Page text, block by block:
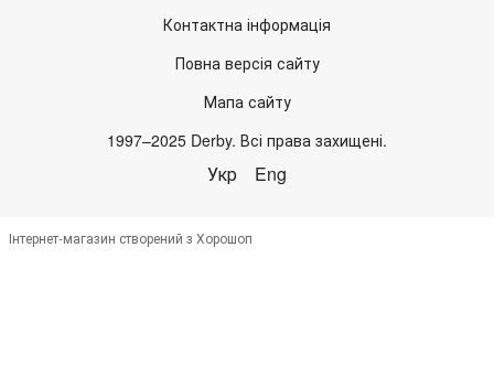
Контактна інформація
Повна версія сайту
Мапа сайту
1997–2025 Derby. Всі права захищені.
Укр Eng
Інтернет-магазин створений з Хорошоп